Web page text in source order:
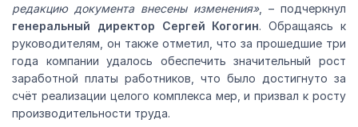
редакцию документа внесены изменения», – подчеркнул
генеральный директор Сергей Когогин. Обращаясь к
руководителям, он также отметил, что за прошедшие три
года компании удалось обеспечить значительный рост
заработной платы работников, что было достигнуто за
счёт реализации целого комплекса мер, и призвал к росту
производительности труда.